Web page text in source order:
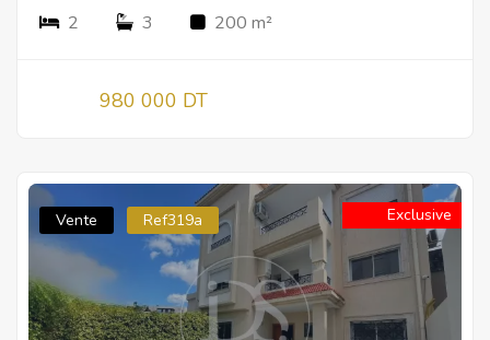
2 3 200 m²
980 000 DT
Vente Ref319a Exclusive